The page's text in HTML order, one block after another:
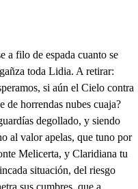
y los Zorros sastres aún difuntos se emborrachan. No ves qué hermosa sortija? Hombre, dime, donde a adas No me ves? No. Y ahora? Sí. Pues la sortija es la causa, que sin duda hace invisibles. Oh habilidad soberana! mas de catorce maridos la sortijilla tomaran, para averiguar con ella los chistes que andan en casa. Sitiado está el Rey de Lidia. Él, y cuantos le acompañan mueran. Sumesfuit, qué es esto? Continuar la zalagarda, que antes. . Sígueme por esta oculta senda ignorada, que al monte asciende. A qué fin? Si oyes la voces que claman de mi Patria el vituperio, vamos a desagraviarla, y a cumplir aquel anuncio, que por las fauces pasmadas de un esqueleto, me dijo, para alentar mi esperanza, tú eternizarás tu nombre, tu restaurarás tu Patria: vamos presto. . Vamos presto; pero en estas rucias barbas otro esqueleto te dice, que cabe mucho en la Magia, y en la sortija; y si acaso la Comedia sale mala, tú, hundirás la Compañía, y tú, siscarás la manta. . Piedad, invicto Filocles, cmencia, que nobles pechos teñir la victoria en sangre es venganza, y no es trofeo. Piedad, piedad, o generoso Grie- Rindámonos, a merced (go! de las vidas. . Ah villanos! aún hay armas, aún hay manos: pereced, más pereced con honra. No hay otro modo de salvarnos. . Mi valor logrará:- . Padre, y señor, eso es arriesgarlo todo. Ya el hado infausto, y cruel nos pone en esta apretura, busque modo tu cordura de conformarse con él: y pues lo decreta así, usa de tu fortaleza. Oh miserable belleza, que alegas tu contra ti! Qué oigo, amante pasión mía? . Tambor, desde arriba abajo nos amaga un gran trabajo. Morirá Vuesenoria; y hoy con palma será quien se entierre entre otras doncellas. Ay! que a poquísimas de ellas les huele la palma bien. La suerte está echada ya. Señor, pues sabes que cuando vine a tus Reinos, pasando por la Magnesia (que está entre Lidia, y Persía) vi a Filocles y le halié muy atento: ojalá que no lo fuese para mí; pero callemos, pasión: permíteme que te diga, que en tan urgente fatiga aún cabe composición; sin que la mano a que anhela de mi prima (oh cuanto, Cielos, . siento en hablar en mis celos!) que es el bien que le desvela, consiga por fuerza. Calla, no en eso prosigas, cesa, si no quieres ser pavesa del furor, que me avasalla: pero para que veáis, que no es todo obstinación, y que hoy vuestra perdición, y la mía somentáis; a su Oráculo divino en el Templo de Diana consulté de Claridiana, y de mi Reino el destino, por haber él de parar en ella, como heredera única mía (o no fuera tan sin duda mi pesar!) pues apenas en el viento el incienso se esparció, cuando su imagen habló, y en claro distinto acento dijo así: Sino casare Claridiana con un deudo de tu sangre, perderás honor, hija, vida, y Reino. Cesó, pero no cesaron los asombros de mi pecho; pues sabiendo que en el mundo pariente ninguno tengo, y que todos tus hermanos (oh Melicerta!) murieron a manos del Persa, quien le quitó al mío el Imperio, dos, siendo jovenes, y uno en Infantes años tiernos, como yo contra mi propio he de ser el instrumento, dando a Filocles mi hija, de cumplir aquel decreto, que amaga en mi honor lo más, y en Reino, y vida lo menos? Él sin esta condición no ha de ceder de su empeño: yo:: mas qué llamada es esta? . Con blanca bandera, haciendo señas de paz, por el monte subiendo va un mensajero del enemigo. . Traedle a mi vista. , . Aquesto es hecho: ya estames acá. . En el traje, juzgándonos Vibanderos, hemos entrado sin nota: Mas qué es lo que miro, Cielo no es original divino del retrato, que reservo, y me hallé en la selva, aquella hermosura que estoy viendo? Invisible la Sortija me ha de hacer, hasta que de ello me informe. Qué haces villano, aquí? . Yo, y mi compañeto:- mas ay! ya se le llevaron::- Quién? Los diablos del Infierno. Mire que aquel es el Rey. Mírolo, que aunque están hueros, siempre las ninas son niñas en los ojos de los viejos. De verdad? . Sí. Reina mía. Bien puede llegar sin miedo. Qué he de temer, si me